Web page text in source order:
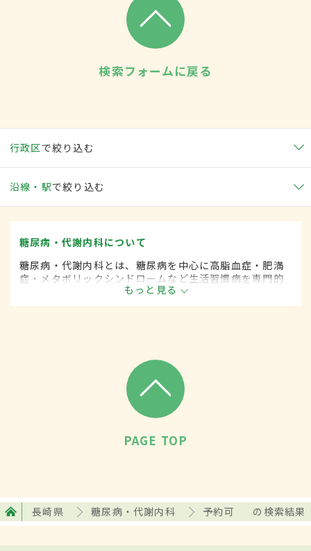
検索フォームに戻る
行政区で絞り込む
沿線・駅で絞り込む
糖尿病・代謝内科について
糖尿病・代謝内科とは、糖尿病を中心に高脂血症・肥満
症・メタボリックシンドロームなど生活習慣病を専門的
に取り扱う内科の一領域です。平成20年4月の制度改正
前は、糖尿病科と呼ばれていました。
もっと見る
PAGE TOP
長崎県 糖尿病・代謝内科 予約可 の検索結果